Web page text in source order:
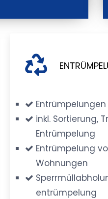
inkl. Sortierung,
Entrümpelung
Entrümpelung
Wohnungen
entrümpelung